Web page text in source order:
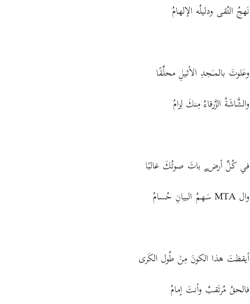
نَهجُ التُقى ودليلُه الإلهامُ
وعَلوتَ بالمـَجدِ الأثيلِ محلِّقًا
والشَّاشَةُ الزَّرقاءُ مِنكَ لِزامُ
في كُلِّ أرض ٍ باتَ صوتُكَ غالبًا
وال MTA سَهمُ البيانِ حُسامُ
أيقظتَ هذا الكونَ مِنْ طُول الكَرى
فالحقُ مُرتَقبٌ وأنتَ إمامُ